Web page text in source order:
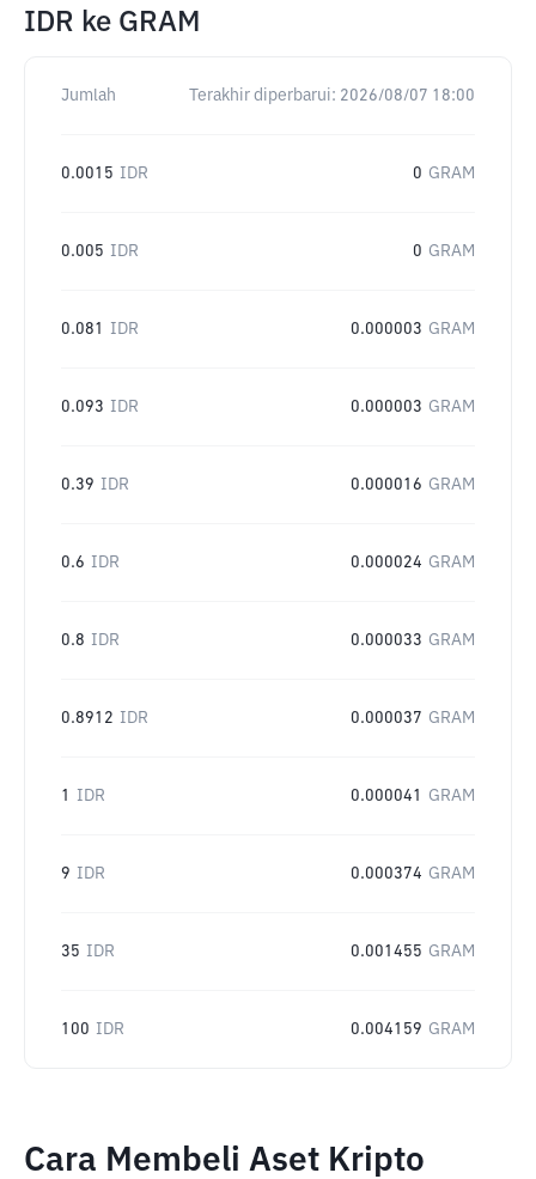
IDR ke GRAM
Jumlah Terakhir diperbarui: 2026/08/07 18:00
0.0015 IDR 0 GRAM
0.005 IDR 0 GRAM
0.081 IDR 0.000003 GRAM
0.093 IDR 0.000003 GRAM
0.39 IDR 0.000016 GRAM
0.6 IDR 0.000024 GRAM
0.8 IDR 0.000033 GRAM
0.8912 IDR 0.000037 GRAM
1 IDR 0.000041 GRAM
9 IDR 0.000374 GRAM
35 IDR 0.001455 GRAM
100 IDR 0.004159 GRAM
Cara Membeli Aset Kripto